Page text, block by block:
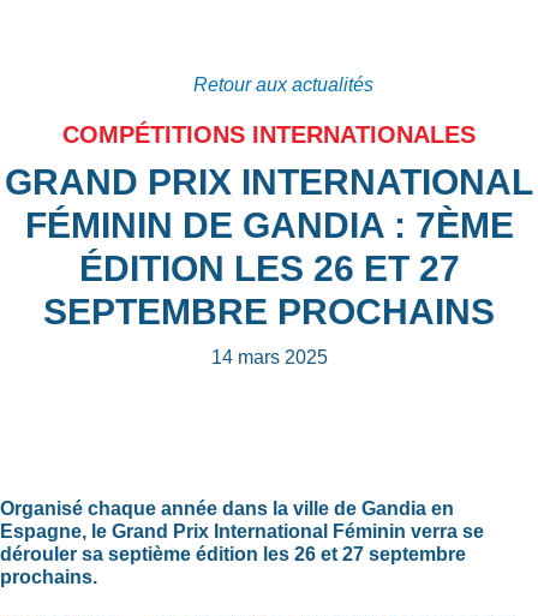
Retour aux actualités
COMPÉTITIONS INTERNATIONALES
GRAND PRIX INTERNATIONAL
FÉMININ DE GANDIA : 7ÈME
ÉDITION LES 26 ET 27
SEPTEMBRE PROCHAINS
14 mars 2025
Organisé chaque année dans la ville de Gandia en
Espagne, le Grand Prix International Féminin verra se
dérouler sa septième édition les 26 et 27 septembre
prochains.